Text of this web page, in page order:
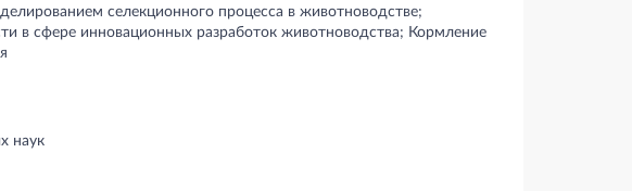
селекционного процесса в животноводстве;
в сфере инновационных разработок животноводства; Кормление
наук